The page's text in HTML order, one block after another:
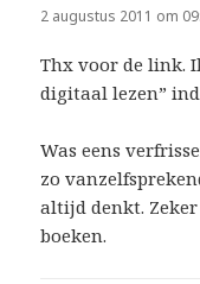
2 augustus 2011 om
Thx voor de link.
digitaal lezen”
Was eens
zo
altijd denkt.
boeken.